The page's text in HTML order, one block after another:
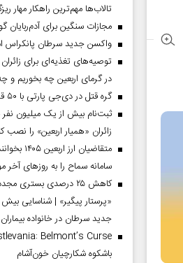
تالاب‌ها مهم‌ترین راهکار مهار
مجازات سنگین برای آدم‌ربایان
واکسن جدید سرطان
در گرمای اربعین چه بخوریم و
گره قتل در دی‌جی پارتی با ۵۰ قسم باز می‌شود
ثبت‌نام بیش از یک میلیون
زائران «همیار اربعین» را نصب
متقاضیان
سامانه سماح را به روز‌های آخر
کاهش ۲۵ درصدی بستری
جدید سرطان در خانواده بیماران
باشکوه شکارچیان خون‌آشام